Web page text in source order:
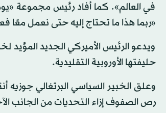
في العالم». كما أفاد رئيس مجموعة
«ربما هذا ما تحتاج إليه حتى نعمل معًا
ويدعو الرئيس الأميركي الجديد المؤيد
حليفتها الأوروبية التقليدية.
وعلق الخبير السياسي البرتغالي جوزيه
رص الصفوف إزاء التحديات من الجانب